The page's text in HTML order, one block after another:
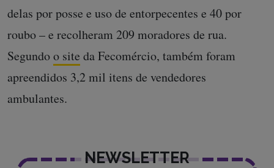
delas por posse e uso de entorpecentes e 40 por
roubo – e recolheram 209 moradores de rua.
Segundoo site da Fecomércio, também foram
apreendidos 3,2 mil itens de vendedores
ambulantes.
NEWSLETTER